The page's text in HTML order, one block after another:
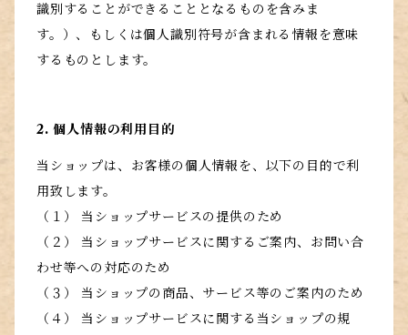
識別することができることとなるものを含みま
す。）、もしくは個人識別符号が含まれる情報を意味
するものとします。
2. 個人情報の利用目的
当ショップは、お客様の個人情報を、以下の目的で利
用致します。
（１） 当ショップサービスの提供のため
（２） 当ショップサービスに関するご案内、お問い合
わせ等への対応のため
（３） 当ショップの商品、サービス等のご案内のため
（４） 当ショップサービスに関する当ショップの規